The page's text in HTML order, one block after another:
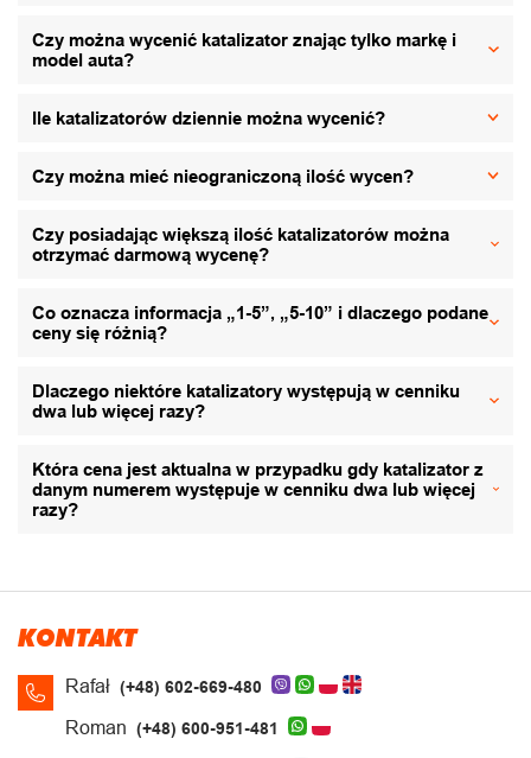
Czy można wycenić katalizator znając tylko markę i
model auta?
Ile katalizatorów dziennie można wycenić?
Czy można mieć nieograniczoną ilość wycen?
Czy posiadając większą ilość katalizatorów można
otrzymać darmową wycenę?
Co oznacza informacja „1-5”, „5-10” i dlaczego podane
ceny się różnią?
Dlaczego niektóre katalizatory występują w cenniku
dwa lub więcej razy?
Która cena jest aktualna w przypadku gdy katalizator z
danym numerem występuje w cenniku dwa lub więcej
razy?
KONTAKT
Rafał (+48) 602-669-480
Roman (+48) 600-951-481